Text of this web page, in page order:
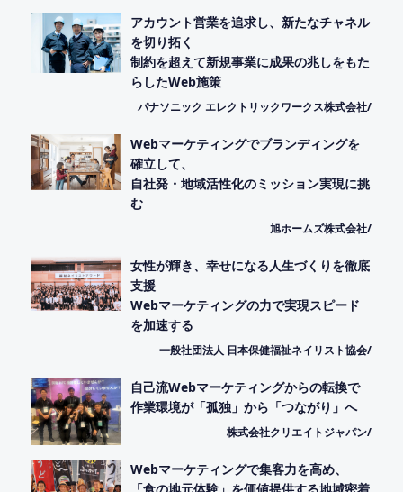
アカウント営業を追求し、新たなチャネル
を切り拓く
制約を超えて新規事業に成果の兆しをもた
らしたWeb施策
パナソニック エレクトリックワークス株式会社/
Webマーケティングでブランディングを
確立して、
自社発・地域活性化のミッション実現に挑
む
旭ホームズ株式会社/
女性が輝き、幸せになる人生づくりを徹底
支援
Webマーケティングの力で実現スピード
を加速する
一般社団法人 日本保健福祉ネイリスト協会/
自己流Webマーケティングからの転換で
作業環境が「孤独」から「つながり」へ
株式会社クリエイトジャパン/
Webマーケティングで集客力を高め、